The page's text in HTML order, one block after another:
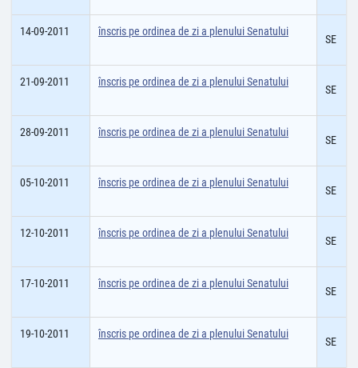
14-09-2011 înscris pe ordinea de zi a plenului Senatului
SE
21-09-2011 înscris pe ordinea de zi a plenului Senatului
SE
28-09-2011 înscris pe ordinea de zi a plenului Senatului
SE
05-10-2011 înscris pe ordinea de zi a plenului Senatului
SE
12-10-2011 înscris pe ordinea de zi a plenului Senatului
SE
17-10-2011 înscris pe ordinea de zi a plenului Senatului
SE
19-10-2011 înscris pe ordinea de zi a plenului Senatului
SE